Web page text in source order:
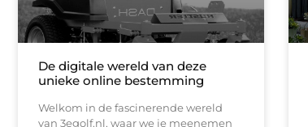
De digitale wereld van deze
unieke online bestemming
Welkom in de fascinerende wereld
van 3egolf.nl, waar we je meenemen